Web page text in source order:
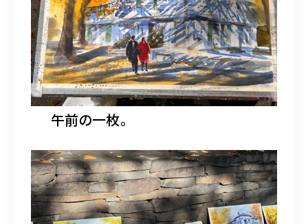
午前の一枚。